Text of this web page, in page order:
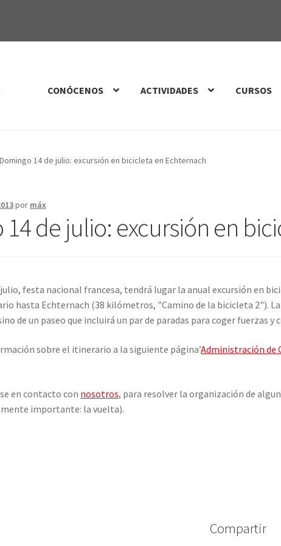
CONÓCENOS ACTIVIDADES CURSOS
Domingo 14 de julio: excursión en bicicleta en Echternach
por máx
14 de julio: excursión en
festa nacional francesa, tendrá lugar la anual excursión en
hasta Echternach (38 kilómetros, "Camino de la bicicleta 2").
de un paseo que incluirá un par de paradas para coger fuerzas y
sobre el itinerario a la siguiente página’Administración de
en contacto con nosotros, para resolver la organización de
importante: la vuelta).
Compartir